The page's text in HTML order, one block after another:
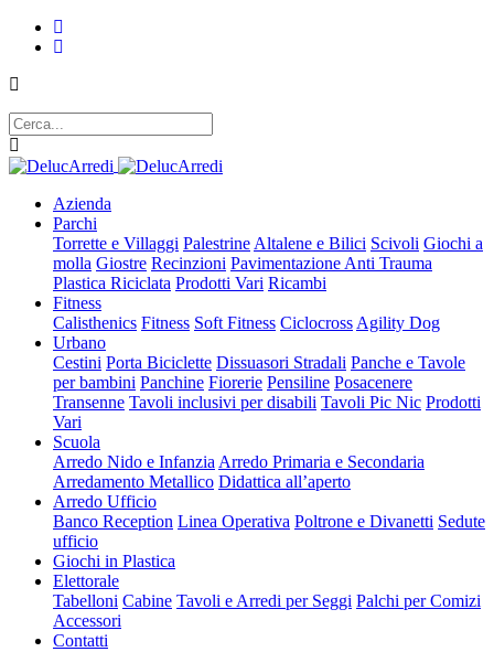
Azienda
Parchi
Torrette e Villaggi Palestrine Altalene e Bilici Scivoli Giochi a
molla Giostre Recinzioni Pavimentazione Anti Trauma
Plastica Riciclata Prodotti Vari Ricambi
Fitness
Calisthenics Fitness Soft Fitness Ciclocross Agility Dog
Urbano
Cestini Porta Biciclette Dissuasori Stradali Panche e Tavole
per bambini Panchine Fiorerie Pensiline Posacenere
Transenne Tavoli inclusivi per disabili Tavoli Pic Nic Prodotti
Vari
Scuola
Arredo Nido e Infanzia Arredo Primaria e Secondaria
Arredamento Metallico Didattica all’aperto
Arredo Ufficio
Banco Reception Linea Operativa Poltrone e Divanetti Sedute
ufficio
Giochi in Plastica
Elettorale
Tabelloni Cabine Tavoli e Arredi per Seggi Palchi per Comizi
Accessori
Contatti